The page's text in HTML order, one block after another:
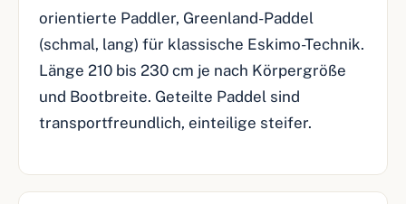
orientierte Paddler, Greenland-Paddel
(schmal, lang) für klassische Eskimo-Technik.
Länge 210 bis 230 cm je nach Körpergröße
und Bootbreite. Geteilte Paddel sind
transportfreundlich, einteilige steifer.